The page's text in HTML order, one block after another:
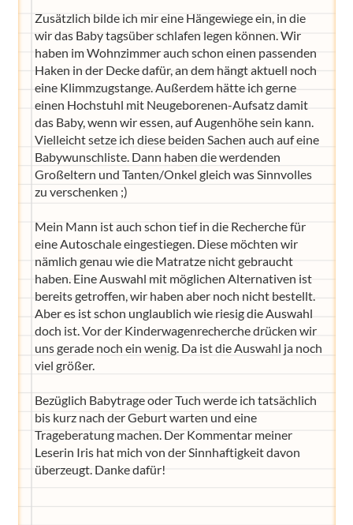
Zusätzlich bilde ich mir eine Hängewiege ein, in die
wir das Baby tagsüber schlafen legen können. Wir
haben im Wohnzimmer auch schon einen passenden
Haken in der Decke dafür, an dem hängt aktuell noch
eine Klimmzugstange. Außerdem hätte ich gerne
einen Hochstuhl mit Neugeborenen-Aufsatz damit
das Baby, wenn wir essen, auf Augenhöhe sein kann.
Vielleicht setze ich diese beiden Sachen auch auf eine
Babywunschliste. Dann haben die werdenden
Großeltern und Tanten/Onkel gleich was Sinnvolles
zu verschenken ;)
Mein Mann ist auch schon tief in die Recherche für
eine Autoschale eingestiegen. Diese möchten wir
nämlich genau wie die Matratze nicht gebraucht
haben. Eine Auswahl mit möglichen Alternativen ist
bereits getroffen, wir haben aber noch nicht bestellt.
Aber es ist schon unglaublich wie riesig die Auswahl
doch ist. Vor der Kinderwagenrecherche drücken wir
uns gerade noch ein wenig. Da ist die Auswahl ja noch
viel größer.
Bezüglich Babytrage oder Tuch werde ich tatsächlich
bis kurz nach der Geburt warten und eine
Trageberatung machen. Der Kommentar meiner
Leserin Iris hat mich von der Sinnhaftigkeit davon
überzeugt. Danke dafür!